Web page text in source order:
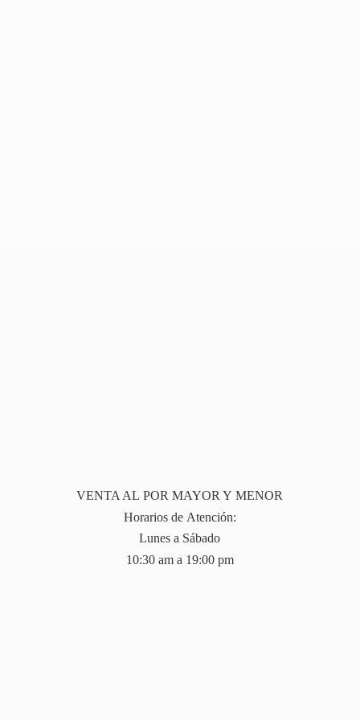
VENTA AL POR MAYOR Y MENOR
Horarios de Atención:
Lunes a Sábado
10:30 am a 19:00 pm